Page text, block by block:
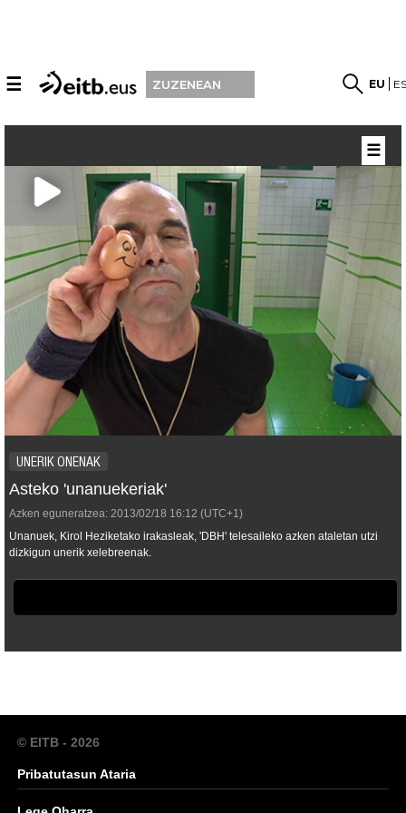
☰ ZUZENEAN EU
UNERIK ONENAK
Asteko 'unanuekeriak'
Azken eguneratzea: 2013/02/18 16:12 (UTC+1)
Unanuek, Kirol Heziketako irakasleak, 'DBH' telesaileko azken ataletan utzi
dizkigun unerik xelebreenak.
☰
© EITB - 2026
Pribatutasun Ataria